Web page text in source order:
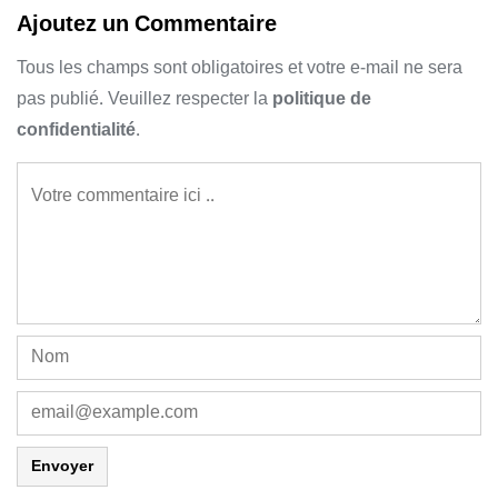
Ajoutez un Commentaire
Tous les champs sont obligatoires et votre e-mail ne sera
pas publié. Veuillez respecter lapolitique de
confidentialité.
Envoyer